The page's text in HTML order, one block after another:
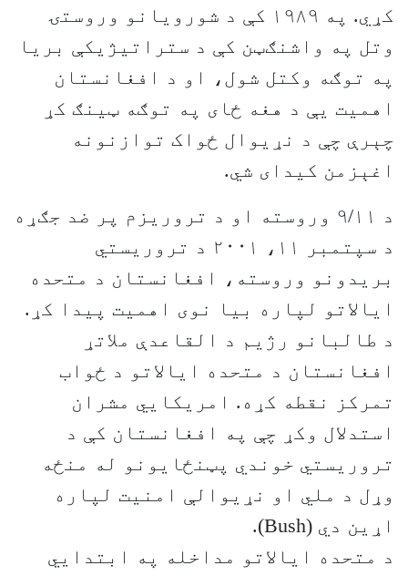
کړي. په ۱۹۸۹ کې د شورويانو وروستۍ
وتل په واشنګټن کې د ستراتیژیکې بریا
په توګه وکتل شول، او د افغانستان
اهمیت یې د هغه ځای په توګه ټینګ کړ
چېرې چې د نړیوال ځواک توازنونه
اغېزمن کیدای شي.
د ۹/۱۱ وروسته او د تروریزم پر ضد جګړه
د سپتمبر ۱۱، ۲۰۰۱ د تروریستي
بریدونو وروسته، افغانستان د متحده
ایالاتو لپاره بیا نوی اهمیت پیدا کړ.
د طالبانو رژیم د القاعدې ملاتړ
افغانستان د متحده ایالاتو د ځواب
تمرکز نقطه کړه. امریکایي مشران
استدلال وکړ چې په افغانستان کې د
تروریستي خوندي پټنځایونو له منځه
وړل د ملي او نړیوالې امنیت لپاره
اړین دي (Bush).
د متحده ایالاتو مداخله په ابتدايي